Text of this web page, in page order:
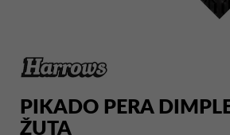
PIKADO PERA
ŽUTA